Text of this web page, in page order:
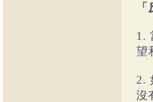
1.
望
2.
沒